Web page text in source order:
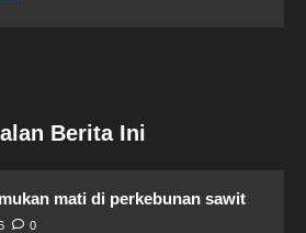
Berita Ini
mati di perkebunan sawit
0